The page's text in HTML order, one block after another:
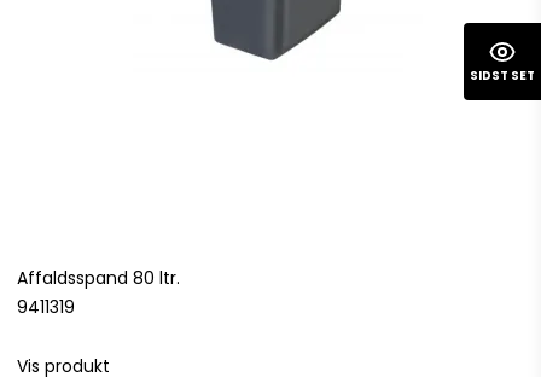
Affaldsspand 80 ltr.
9411319
Vis produkt
SIDST SET